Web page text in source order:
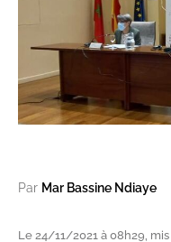
Par Mar Bassine Ndiaye
Le 24/11/2021 à 08h29,